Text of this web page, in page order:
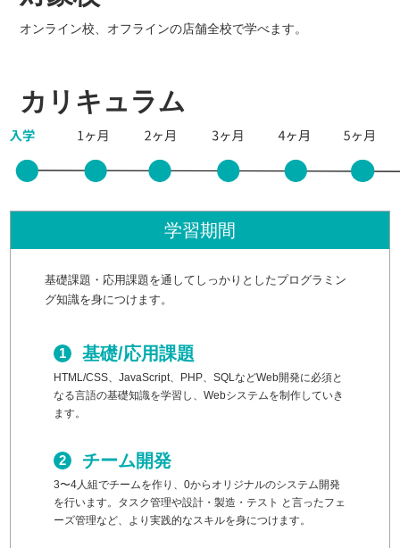
オンライン校、オフラインの店舗全校で学べます。
カリキュラム
学習期間
基礎課題・応用課題を通してしっかりとしたプログラミン
グ知識を身につけます。
基礎/応用課題
HTML/CSS、JavaScript、PHP、SQLなどWeb開発に必須と
なる言語の基礎知識を学習し、Webシステムを制作していき
ます。
チーム開発
3〜4人組でチームを作り、0からオリジナルのシステム開発
を行います。タスク管理や設計・製造・テスト と言ったフェ
ーズ管理など、より実践的なスキルを身につけます。